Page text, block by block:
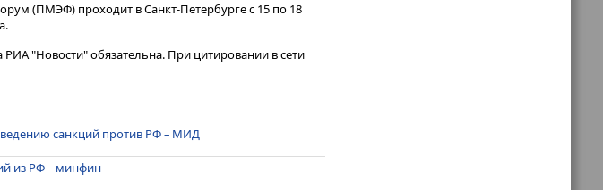
(ПМЭФ) проходит в Санкт-Петербурге с 15 по 18
"Новости" обязательна. При цитировании в сети
санкций против РФ – МИД
из РФ – минфин